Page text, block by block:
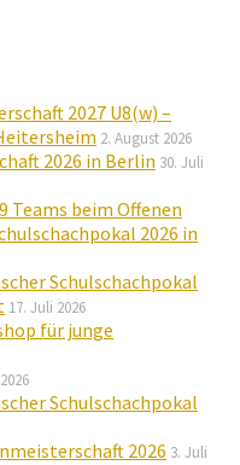
2027 U8(w) –
2. August 2026
2026 in Berlin 30. Juli
Teams beim Offenen
2026 in
Schulschachpokal
17. Juli 2026
für junge
Schulschachpokal
2026 3. Juli